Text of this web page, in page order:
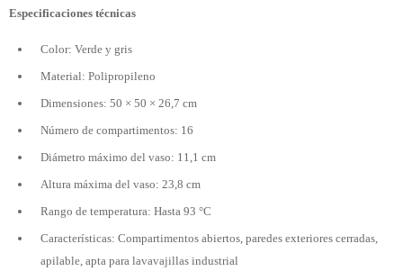
Especificaciones técnicas
Color: Verde y gris
Material: Polipropileno
Dimensiones: 50 × 50 × 26,7 cm
Número de compartimentos: 16
Diámetro máximo del vaso: 11,1 cm
Altura máxima del vaso: 23,8 cm
Rango de temperatura: Hasta 93 °C
Características: Compartimentos abiertos, paredes exteriores cerradas,
apilable, apta para lavavajillas industrial